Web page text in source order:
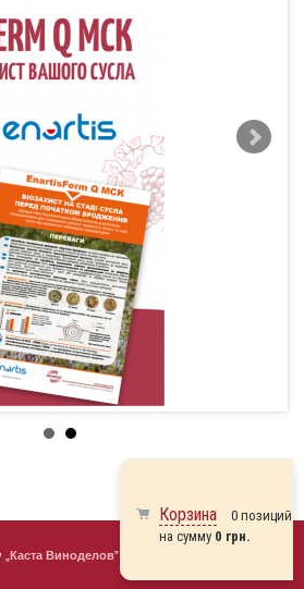
Каста Виноделов” 2010 - 2026
Корзина
0 позиций
на сумму 0 грн.